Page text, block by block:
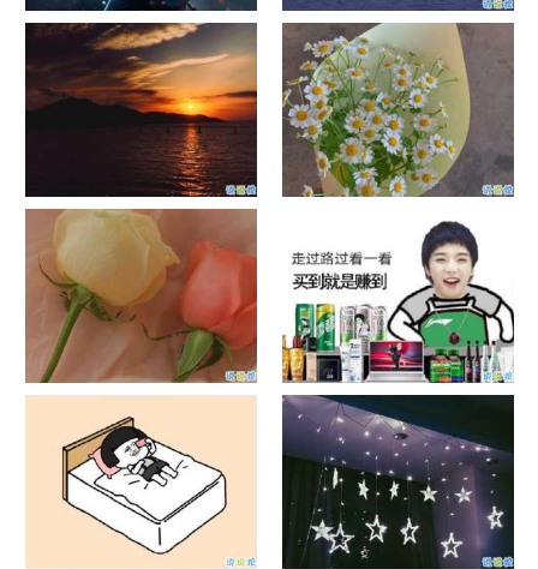
单目摄像头与双目摄像头
晚安励志语录带图片 晚安心语
励志鸡汤
日出文案温柔句子 看日出的微
信说说配图
晒风景照的唯美说说配图 适合
发风景的朋友圈文案
官宣恋爱的说说配图 官宣句子
抖音摆地摊文案 摆地摊的搞笑
说说带图片